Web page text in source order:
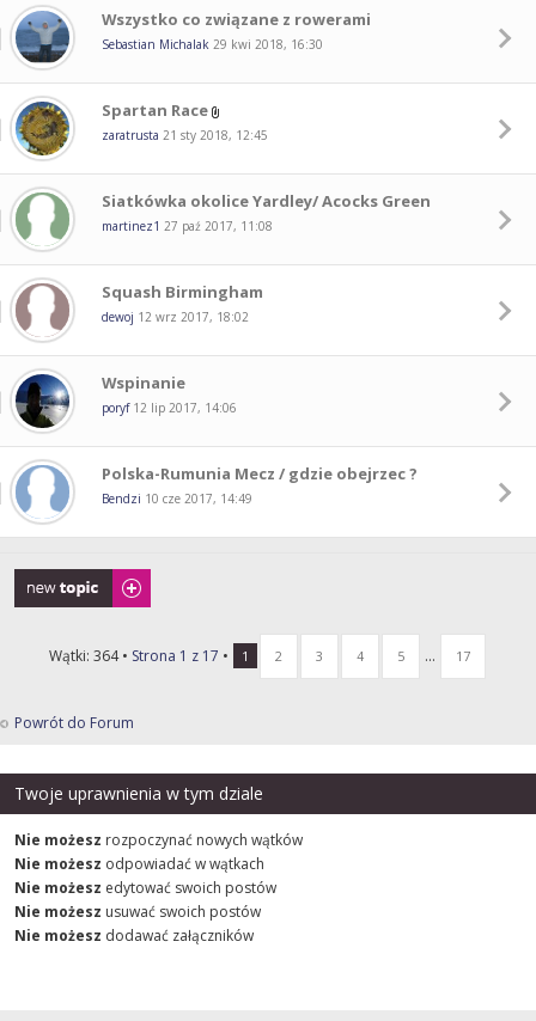
Wszystko co związane z rowerami
Sebastian Michalak 29 kwi 2018, 16:30
Spartan Race
zaratrusta 21 sty 2018, 12:45
Siatkówka okolice Yardley/ Acocks Green
martinez1 27 paź 2017, 11:08
Squash Birmingham
dewoj 12 wrz 2017, 18:02
Wspinanie
poryf 12 lip 2017, 14:06
Polska-Rumunia Mecz / gdzie obejrzec ?
Bendzi 10 cze 2017, 14:49
Napisz wątek
Wątki: 364 • Strona 1 z 17 • 1 2 3 4 5 ... 17
Powrót do Forum
Twoje uprawnienia w tym dziale
Nie możesz rozpoczynać nowych wątków
Nie możesz odpowiadać w wątkach
Nie możesz edytować swoich postów
Nie możesz usuwać swoich postów
Nie możesz dodawać załączników